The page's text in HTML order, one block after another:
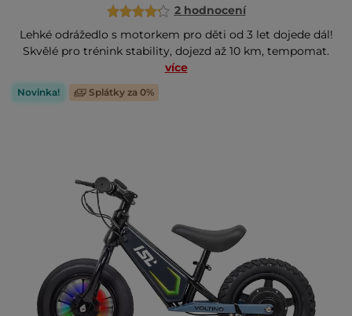
2 hodnocení
Lehké odrážedlo s motorkem pro děti od 3 let dojede dál!
Skvělé pro trénink stability, dojezd až 10 km, tempomat.
více
Novinka! Splátky za 0%